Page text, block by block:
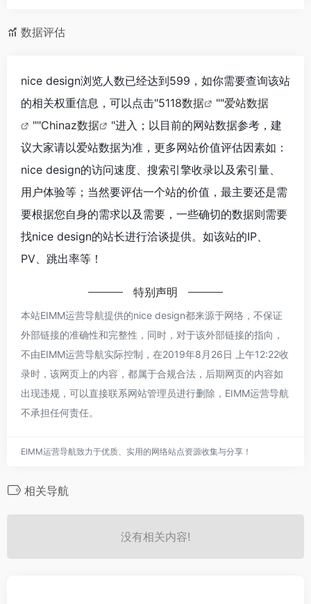
数据评估
nice design浏览人数已经达到599，如你需要查询该站
的相关权重信息，可以点击"5118数据 ""爱站数据
""Chinaz数据
"进入；以目前的网站数据参考，建
议大家请以爱站数据为准，更多网站价值评估因素如：
nice design的访问速度、搜索引擎收录以及索引量、
用户体验等；当然要评估一个站的价值，最主要还是需
要根据您自身的需求以及需要，一些确切的数据则需要
找nice design的站长进行洽谈提供。如该站的IP、
PV、跳出率等！
特别声明
本站EIMM运营导航提供的nice design都来源于网络，不保证
外部链接的准确性和完整性，同时，对于该外部链接的指向，
不由EIMM运营导航实际控制，在2019年8月26日 上午12:22收
录时，该网页上的内容，都属于合规合法，后期网页的内容如
出现违规，可以直接联系网站管理员进行删除，EIMM运营导航
不承担任何责任。
EIMM运营导航致力于优质、实用的网络站点资源收集与分享！
相关导航
没有相关内容!